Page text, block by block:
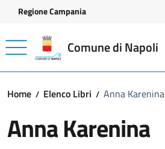
Vai ai contenuti
Vai al footer
Regione Campania
Comune di Napoli
Home Elenco Libri Anna Karenina
Anna Karenina